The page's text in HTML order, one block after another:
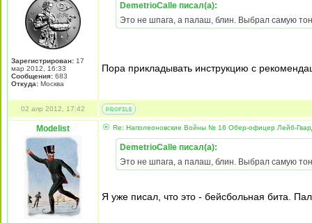
Зарегистрирован: 17
мар 2012, 16:33
Сообщения: 683
Откуда: Москва
DemetrioCalle писал(а):
Это не шпага, а палаш, блин. Выбрал самую
Пора прикладывать инструкцию с
02 апр 2012, 17:42
Modelist Re: Наполеоновские Войны № 16 Обер-офицер Лейб-
DemetrioCalle писал(а):
Это не шпага, а палаш, блин. Выбрал самую
Я уже писал, что это - бейсбольная бита.